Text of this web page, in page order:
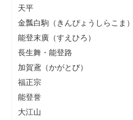
天平
金瓢白駒（きんぴょうしらこま）
能登末廣（すえひろ）
長生舞・能登路
加賀鳶（かがとび）
福正宗
能登誉
大江山